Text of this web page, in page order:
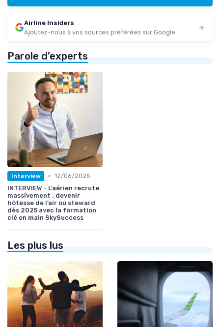
Airline Insiders
Ajoutez-nous à vos sources préférées sur Google
Parole d'experts
Interview • 12/06/2025
INTERVIEW - L’aérien recrute
massivement : devenir
hôtesse de l’air ou steward
dès 2025 avec la formation
clé en main SkySuccess
Les plus lus